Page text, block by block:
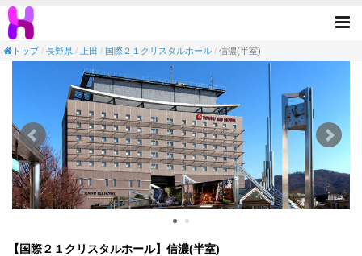
【会議室】国際２１クリスタルホール-信濃
トップ
長野県 上田 国際２１クリスタルホール 信濃(半室)
【国際２１クリスタルホール】信濃(半室)